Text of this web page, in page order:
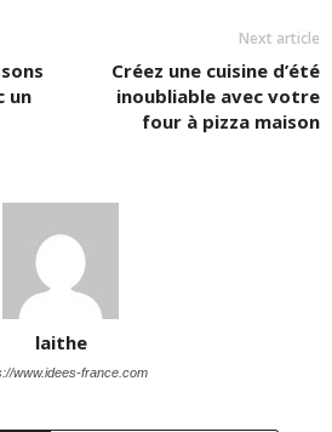
un
Next article
Créez une cuisine d’été
inoubliable avec votre
four à pizza maison
laithe
www.idees-france.com